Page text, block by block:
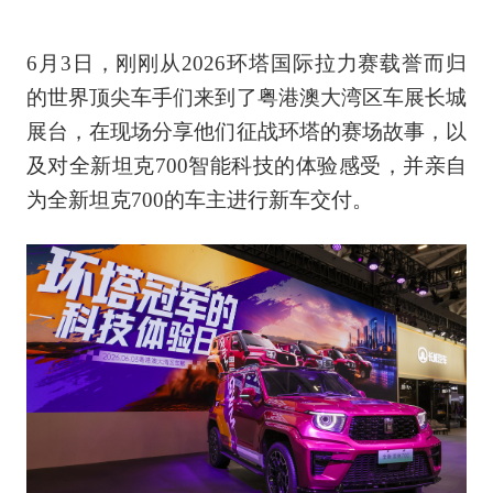
6月3日，刚刚从2026环塔国际拉力赛载誉而归
的世界顶尖车手们来到了粤港澳大湾区车展长城
展台，在现场分享他们征战环塔的赛场故事，以
及对全新坦克700智能科技的体验感受，并亲自
为全新坦克700的车主进行新车交付。